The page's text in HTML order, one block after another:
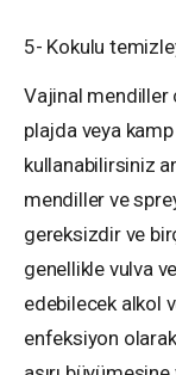
5- Kokulu
Vajinal mendiller
plajda veya
kullanabilirsiniz
mendiller ve
gereksizdir ve
genellikle vulva
edebilecek alkol
enfeksiyon